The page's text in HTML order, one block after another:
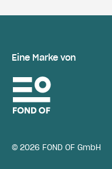
Eine Marke von
© 2026 FOND OF GmbH